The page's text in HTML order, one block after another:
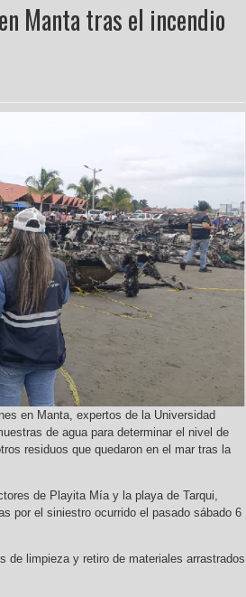
Manta tras el incendio
en Manta, expertos de la Universidad
de agua para determinar el nivel de
residuos que quedaron en el mar tras la
de Playita Mía y la playa de Tarqui,
por el siniestro ocurrido el pasado sábado 6
de limpieza y retiro de materiales arrastrados